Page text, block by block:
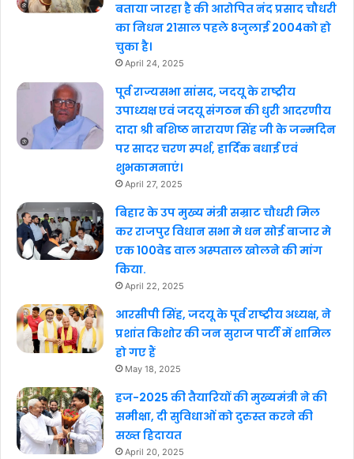
बताया जारहा है की आरोपित नंद प्रसाद चौधरी
का निधन 21साल पहले 8जुलाई 2004को हो
चुका है।
April 24, 2025
पूर्व राज्यसभा सांसद, जदयू के राष्ट्रीय
उपाध्यक्ष एवं जदयू संगठन की धुरी आदरणीय
दादा श्री बशिष्ठ नारायण सिंह जी के जन्मदिन
पर सादर चरण स्पर्श, हार्दिक बधाई एवं
शुभकामनाएं।
April 27, 2025
बिहार के उप मुख्य मंत्री सम्राट चौधरी मिल
कर राजपुर विधान सभा मे धन सोई बाजार मे
एक 100वेड वाल अस्पताल खोलने की मांग
किया.
April 22, 2025
आरसीपी सिंह, जदयू के पूर्व राष्ट्रीय अध्यक्ष, ने
प्रशांत किशोर की जन सुराज पार्टी में शामिल
हो गए हैं
May 18, 2025
हज-2025 की तैयारियों की मुख्यमंत्री ने की
समीक्षा, दी सुविधाओं को दुरुस्त करने की
सख्त हिदायत
April 20, 2025